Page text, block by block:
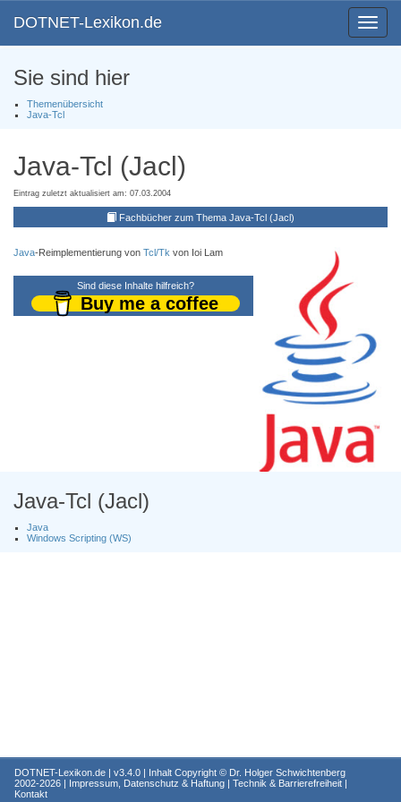
Toggle
DOTNET-Lexikon.de
Sie sind hier
Themenübersicht
Java-Tcl
Java-Tcl (Jacl)
Eintrag zuletzt aktualisiert am: 07.03.2004
Fachbücher zum Thema Java-Tcl (Jacl)
Java-Reimplementierung von Tcl/Tk von Ioi Lam
Sind diese Inhalte hilfreich?
Buy me a coffee
Java-Tcl (Jacl)
Java
Windows Scripting (WS)
DOTNET-Lexikon.de | v3.4.0 | Inhalt Copyright © Dr. Holger Schwichtenberg
2002-2026 | Impressum, Datenschutz & Haftung | Technik & Barrierefreiheit |
Kontakt